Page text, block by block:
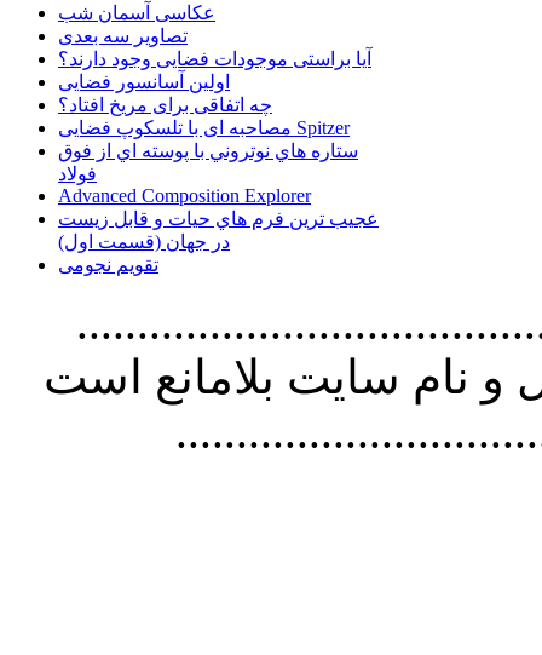
عکاسی آسمان شب
تصاویر سه بعدی
آیا براستی موجودات فضایی وجود دارند؟
اولین آسانسور فضایی
چه اتفاقی برای مریخ افتاد؟
مصاحبه ای با تلسکوپ فضایی Spitzer
ستاره هاي نوتروني با پوسته اي از فوق
فولاد
Advanced Composition Explorer
عجیب ترین فرم هاي حيات و قابل زيست
در جهان (قسمت اول)
تقویم نجومی
استفاده از
نام سايت بلامانع است